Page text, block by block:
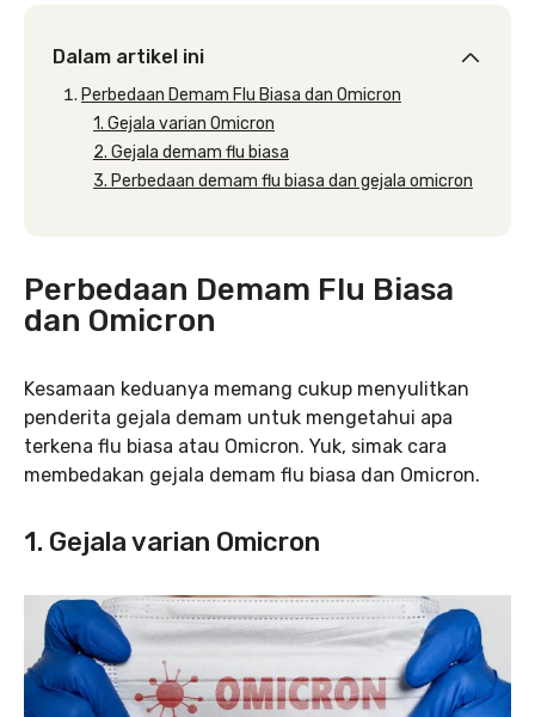
Dalam artikel ini
Perbedaan Demam Flu Biasa dan Omicron
1. Gejala varian Omicron
2. Gejala demam flu biasa
3. Perbedaan demam flu biasa dan gejala omicron
Perbedaan Demam Flu Biasa
dan Omicron
Kesamaan keduanya memang cukup menyulitkan
penderita gejala demam untuk mengetahui apa
terkena flu biasa atau Omicron. Yuk, simak cara
membedakan gejala demam flu biasa dan Omicron.
1. Gejala varian Omicron